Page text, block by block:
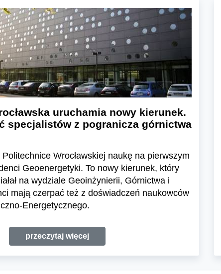
uruchamia nowy kierunek.
specjalistów z pogranicza górnictwa
Wrocławskiej naukę na pierwszym
Geoenergetyki. To nowy kierunek, który
na wydziale Geoinżynierii, Górnictwa i
mają czerpać też z doświadczeń naukowców
Energetycznego.
przeczytaj więcej